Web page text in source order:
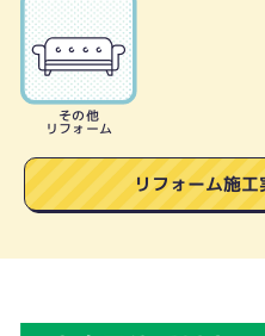
その他
リフォーム
リフォーム施